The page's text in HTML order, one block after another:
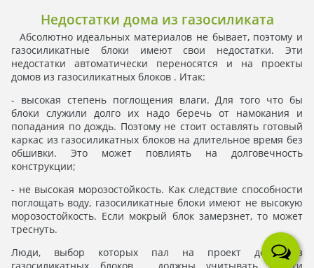
Недостатки дома из газосиликата
Абсолютно идеальных материалов не бывает, поэтому и
газосиликатные блоки имеют свои недостатки. Эти
недостатки автоматически переносятся и на проекты
домов из газосиликатных блоков . Итак:
- высокая степень поглощения влаги. Для того что бы
блоки служили долго их надо беречь от намокания и
попадания по дождь. Поэтому не стоит оставлять готовый
каркас из газосиликатных блоков на длительное время без
обшивки. Это может повлиять на долговечность
конструкции;
- не высокая морозостойкость. Как следствие способности
поглощать воду, газосиликатные блоки имеют не высокую
морозостойкость. Если мокрый блок замерзнет, то может
треснуть.
Люди, выбор которых пал на проект дома из